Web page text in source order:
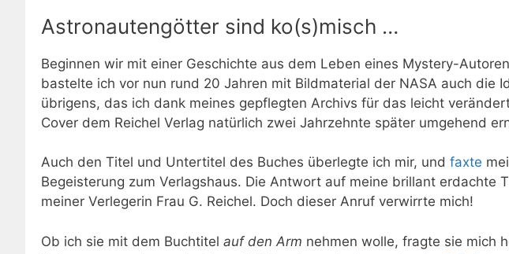
Astronautengötter sind ko(s)misch …
Beginnen wir mit einer Geschichte aus dem Leben eines Mystery-
bastelte ich vor nun rund 20 Jahren mit Bildmaterial der NASA auch die
übrigens, das ich dank meines gepflegten Archivs für das leicht
Cover dem Reichel Verlag natürlich zwei Jahrzehnte später umgehend
Auch den Titel und Untertitel des Buches überlegte ich mir, und faxte
Begeisterung zum Verlagshaus. Die Antwort auf meine brillant erdachte
meiner Verlegerin Frau G. Reichel. Doch dieser Anruf verwirrte mich!
Ob ich sie mit dem Buchtitel auf den Arm nehmen wolle, fragte sie mich